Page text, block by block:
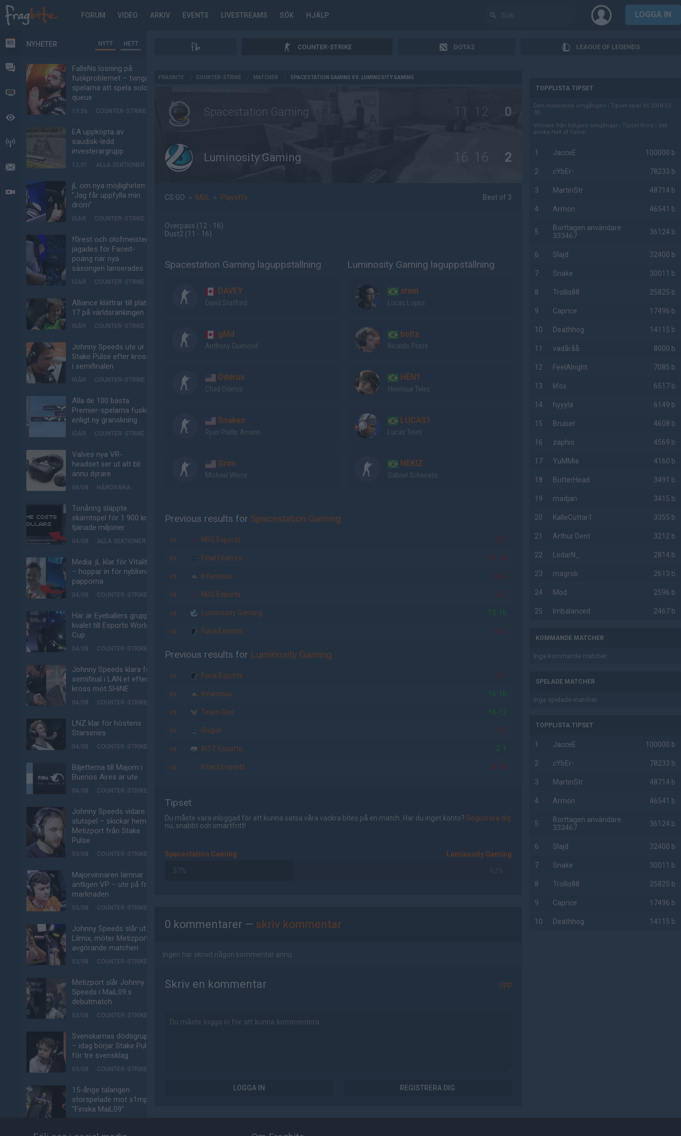
FORUM VIDEO ARKIV EVENTS LIVESTREAMS SÖK HJÄLP LOGGA IN
NYHETER
FORUM
VIDEO
MEDDELANDEN
LIVESÄNDNINGAR
NYHETER NYTT HETT
FalleNs lösning på
fuskproblemet – tvinga
spelarna att spela solo-
queue
13:56 COUNTER-STRIKE
EA uppköpta av
saudisk-ledd
investerargrupp
12:01 ALLA SEKTIONER
jL om nya möjligheten:
"Jag får uppfylla min
dröm"
IGÅR COUNTER-STRIKE
f0rest och olofmeister
jagades för Faceit-
poäng när nya
säsongen lanserades
IGÅR COUNTER-STRIKE
Alliance klättrar till plats
17 på världsrankingen
IGÅR COUNTER-STRIKE
Johnny Speeds ute ur
Stake Pulse efter kross
i semifinalen
IGÅR COUNTER-STRIKE
Alla de 100 bästa
Premier-spelarna fuskar
enligt ny granskning
IGÅR COUNTER-STRIKE
Valves nya VR-
headset ser ut att bli
ännu dyrare
04/08 HÅRDVARA
Tonåring släppte
skämtspel för 1 900 kr –
tjänade miljoner
04/08 ALLA SEKTIONER
Media: jL klar för Vitality
– hoppar in för nyblivna
papporna
04/08 COUNTER-STRIKE
Här är Eyeballers grupp i
kvalet till Esports World
Cup
04/08 COUNTER-STRIKE
Johnny Speeds klara för
semifinal i LAN:et efter
kross mot SHiNE
04/08 COUNTER-STRIKE
LNZ klar för höstens
Starseries
04/08 COUNTER-STRIKE
Biljetterna till Majorn i
Buenos Aires är ute
04/08 COUNTER-STRIKE
Johnny Speeds vidare till
slutspel – skickar hem
Metizport från Stake
Pulse
03/08 COUNTER-STRIKE
Majorvinnaren lämnar
äntligen VP – ute på fria
marknaden
03/08 COUNTER-STRIKE
Johnny Speeds slår ut
Lilmix, möter Metizport i
avgörande matchen
03/08 COUNTER-STRIKE
Metizport slår Johnny
Speeds i MaiL09:s
debutmatch
03/08 COUNTER-STRIKE
Svenskarnas dödsgrupp
– idag börjar Stake Pulse
för tre svensklag
03/08 COUNTER-STRIKE
15-årige talangen
storspelade mot s1mple:
"Finska MaiL09"
COUNTER-STRIKE DOTA2 LEAGUE OF LEGENDS
FRAGBITE COUNTER-STRIKE MATCHER SPACESTATION GAMING VS. LUMINOSITY GAMING
Spacestation Gaming 11 12 0
Luminosity Gaming 16 16 2
CS:GO » MDL » Playoffs Best of 3
Overpass (12 - 16)
Dust2 (11 - 16)
Spacestation Gaming laguppställning
DAVEY
David Stafford
gMd
Anthony Guimond
Oderus
Chad Oderus
Snakes
Ryan Phillip Amann
Grim
Michael Wince
Luminosity Gaming laguppställning
steel
Lucas Lopes
boltz
Ricardo Prass
HEN1
Henrique Teles
LUCAS1
Lucas Teles
NEKIZ
Gabriel Schenato
Previous results for Spacestation Gaming
vs. NRG Esports 2-0
vs. Final Feature 13-16
vs. Infamous 16-8
vs. NRG Esports 0-2
vs. Luminosity Gaming 13-16
vs. Furia Esports 16-2
Previous results for Luminosity Gaming
vs. Furia Esports 2-1
vs. Infamous 16-10
vs. Team One 16-12
vs. Rogue 2-0
vs. INTZ Esports 2-1
vs. Intact Esports 8-16
Tipset
Du måste vara inloggad för att kunna satsa våra vackra bites på en match. Har du inget konto? Registrera dig
nu, snabbt och smärtfritt!
Spacestation Gaming Luminosity Gaming
37% 63%
0 kommentarer — skriv kommentar
Ingen har skrivit någon kommentar ännu.
Skriv en kommentar Upp
LOGGA IN REGISTRERA DIG
TOPPLISTA TIPSET
Den nuvarande omgången i Tipset varar till 2018-12-
30.
Vinnare från tidigare omgångar i Tipset finns i det
anrika Hall of Fame.
1 JacceE 100000 b
2 cYbEr- 78233 b
3 MartinStr 48714 b
4 Armon 46541 b
5
Borttagen användare
333467
36124 b
6 Slajd 32400 b
7 Snake 30011 b
8 Trollis88 25825 b
9 Caprice 17496 b
10 Deathhog 14115 b
11 vadåråå 8000 b
12 FeelAlright 7085 b
13 lifox 6517 b
14 hyyyla 6149 b
15 Bruiser 4608 b
16 zaphio 4569 b
17 YuMMie 4160 b
18 ButterHead 3491 b
19 madjan 3415 b
20 KalleCuttar1 3355 b
21 Arthur Dent 3212 b
22 LodarN_ 2814 b
23 magrob 2613 b
24 Mod 2596 b
25 Imbalanced 2467 b
KOMMANDE MATCHER
Inga kommande matcher.
SPELADE MATCHER
Inga spelade matcher.
TOPPLISTA TIPSET
1 JacceE 100000 b
2 cYbEr- 78233 b
3 MartinStr 48714 b
4 Armon 46541 b
5
Borttagen användare
333467
36124 b
6 Slajd 32400 b
7 Snake 30011 b
8 Trollis88 25825 b
9 Caprice 17496 b
10 Deathhog 14115 b